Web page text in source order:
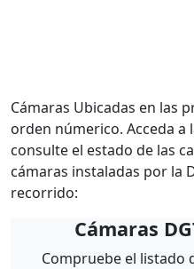
Cámaras Ubicadas en las
orden númerico. Acceda
consulte el estado de las
cámaras instaladas por la
recorrido:
Cámaras
Compruebe el listado